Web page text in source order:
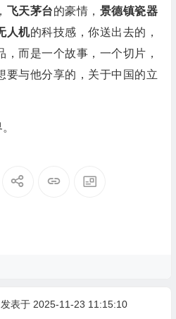
飞天茅台的豪情， 景德镇瓷器
人机的科技感，你送出去的，
而是一个故事，一个切片，
要与他分享的，关于中国的立
发表于 2025-11-23 11:15:10